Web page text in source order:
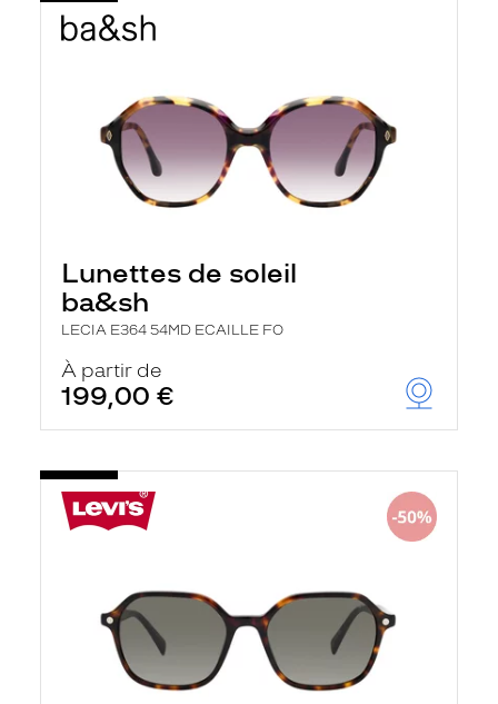
Lunettes de soleil
ba&sh
LECIA E364 54MD ECAILLE FO
À partir de
199,00 €